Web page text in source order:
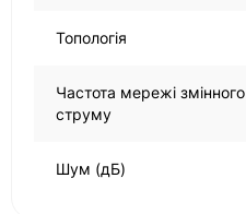
Топологія
Частота мережі змінного
струму
Шум (дБ)